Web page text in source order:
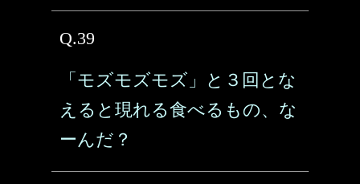
Q.39
「モズモズモズ」と３回とな
えると現れる食べるもの、な
ーんだ？